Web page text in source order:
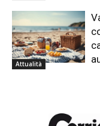
Attualità